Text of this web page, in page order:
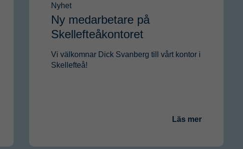
Nyhet
Ny medarbetare på
Skellefteåkontoret
Vi välkomnar Dick Svanberg till vårt kontor i
Skellefteå!
Läs mer